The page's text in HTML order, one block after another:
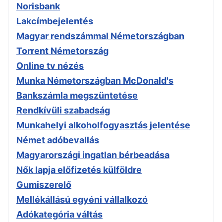
Norisbank
Lakcímbejelentés
Magyar rendszámmal Németországban
Torrent Németország
Online tv nézés
Munka Németországban McDonald's
Bankszámla megszüntetése
Rendkívüli szabadság
Munkahelyi alkoholfogyasztás jelentése
Német adóbevallás
Magyarországi ingatlan bérbeadása
Nők lapja előfizetés külföldre
Gumiszerelő
Mellékállású egyéni vállalkozó
Adókategória váltás